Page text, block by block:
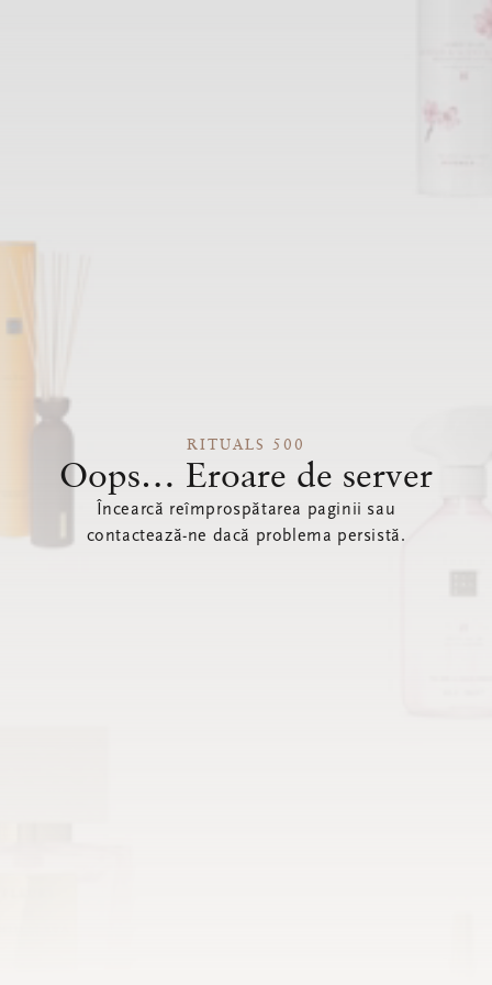
RITUALS 500
Oops… Eroare de server
Încearcă reîmprospătarea paginii sau
contactează-ne dacă problema persistă.